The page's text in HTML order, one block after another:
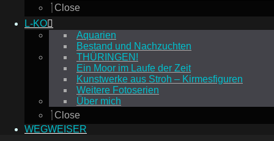
Close
L-KO
Aquarien
Bestand und Nachzuchten
THÜRINGEN!
Ein Moor im Laufe der Zeit
Kunstwerke aus Stroh – Kirmesfiguren
Weitere Fotoserien
Über mich
Close
WEGWEISER